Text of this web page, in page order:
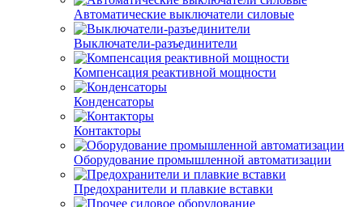
Автоматические выключатели cиловые
Выключатели-разъединители
Компенсация реактивной мощности
Конденсаторы
Контакторы
Оборудование промышленной автоматизации
Предохранители и плавкие вставки